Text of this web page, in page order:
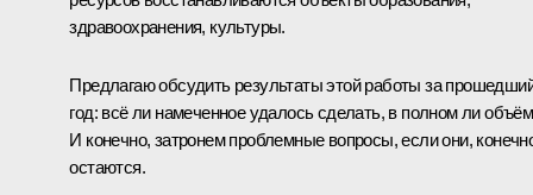
здравоохранения, культуры.
Предлагаю обсудить результаты этой работы за
год: всё ли намеченное удалось сделать, в полном ли
И конечно, затронем проблемные вопросы, если они,
остаются.